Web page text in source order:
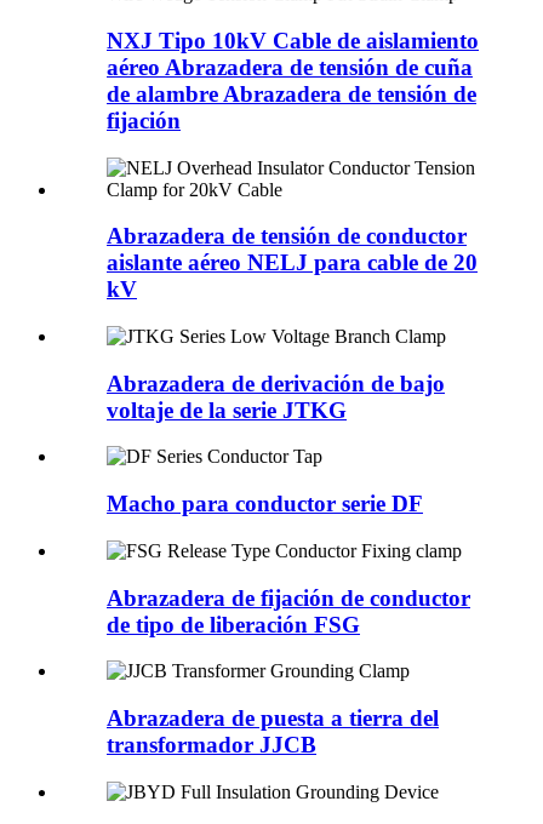
NXJ Tipo 10kV Cable de aislamiento
aéreo Abrazadera de tensión de cuña
de alambre Abrazadera de tensión de
fijación
Abrazadera de tensión de conductor
aislante aéreo NELJ para cable de 20
kV
Abrazadera de derivación de bajo
voltaje de la serie JTKG
Macho para conductor serie DF
Abrazadera de fijación de conductor
de tipo de liberación FSG
Abrazadera de puesta a tierra del
transformador JJCB